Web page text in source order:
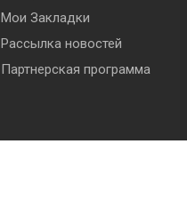
Мои Закладки
Рассылка новостей
Партнерская программа